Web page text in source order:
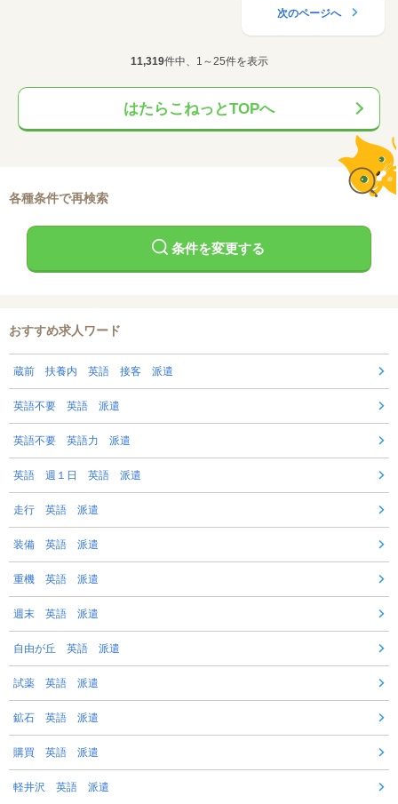
次のページへ
11,319件中、1～25件を表示
はたらこねっとTOPへ
各種条件で再検索
条件を変更する
おすすめ求人ワード
蔵前 扶養内 英語 接客 派遣
英語不要 英語 派遣
英語不要 英語力 派遣
英語 週１日 英語 派遣
走行 英語 派遣
装備 英語 派遣
重機 英語 派遣
週末 英語 派遣
自由が丘 英語 派遣
試薬 英語 派遣
鉱石 英語 派遣
購買 英語 派遣
軽井沢 英語 派遣